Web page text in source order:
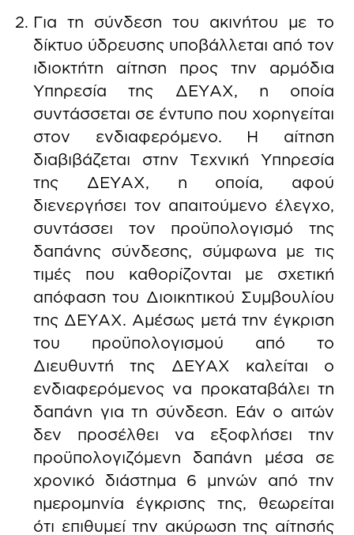
Για τη σύνδεση του ακινήτου με το
δίκτυο ύδρευσης υποβάλλεται από τον
ιδιοκτήτη αίτηση προς την αρμόδια
Υπηρεσία της ΔΕΥΑΧ, η οποία
συντάσσεται σε έντυπο που χορηγείται
στον ενδιαφερόμενο. Η αίτηση
διαβιβάζεται στην Τεχνική Υπηρεσία
της ΔΕΥΑΧ, η οποία, αφού
διενεργήσει τον απαιτούμενο έλεγχο,
συντάσσει τον προϋπολογισμό της
δαπάνης σύνδεσης, σύμφωνα με τις
τιμές που καθορίζονται με σχετική
απόφαση του Διοικητικού Συμβουλίου
της ΔΕΥΑΧ. Αμέσως μετά την έγκριση
του προϋπολογισμού από το
Διευθυντή της ΔΕΥΑΧ καλείται ο
ενδιαφερόμενος να προκαταβάλει τη
δαπάνη για τη σύνδεση. Εάν ο αιτών
δεν προσέλθει να εξοφλήσει την
προϋπολογιζόμενη δαπάνη μέσα σε
χρονικό διάστημα 6 μηνών από την
ημερομηνία έγκρισης της, θεωρείται
ότι επιθυμεί την ακύρωση της αίτησής